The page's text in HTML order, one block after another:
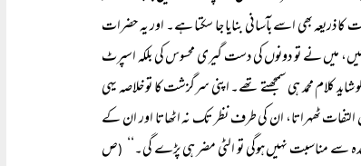
بھی اسے بآسانی بنایا جا سکتا ہے۔ اور یہ حضرات
میں نے تو دونوں کی دست گیری محسوس کی بلکہ اسپرٹ
کلام محمد ہی سمجھتے تھے۔ اپنی سرگزشت کا تو خلاصہ یہی
ٹھہراتا، ان کی طرف نظر تک نہ اٹھاتا اور ان کے
سے مناسبت نہیں ہوگی تو الٹی مضر ہی پڑے گی۔‘‘ (ص